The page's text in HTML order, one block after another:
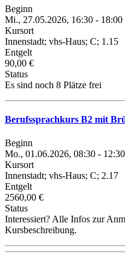
Beginn
Mi., 27.05.2026, 16:30 -
Kursort
Innenstadt; vhs-Haus; C; 1.15
Entgelt
90,00 €
Status
Es sind noch 8 Plätze frei
Berufssprachkurs B2 mit
Beginn
Mo., 01.06.2026, 08:30 -
Kursort
Innenstadt; vhs-Haus; C; 2.17
Entgelt
2560,00 €
Status
Interessiert? Alle Infos zur
Kursbeschreibung.